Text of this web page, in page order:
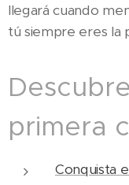
llegará cuando
tú siempre eres la
primera
Conquista